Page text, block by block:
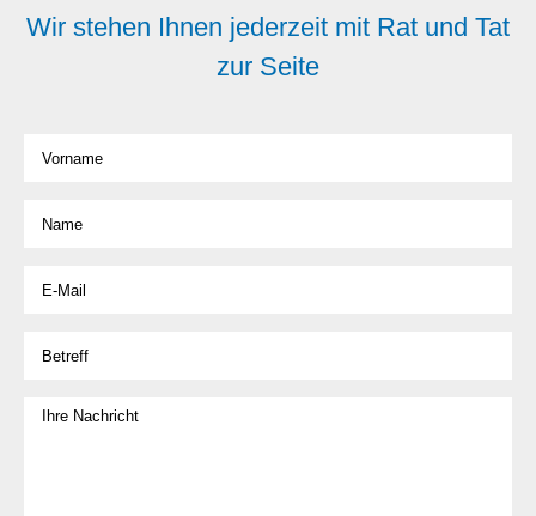
Wir stehen Ihnen jederzeit mit Rat und Tat
zur Seite